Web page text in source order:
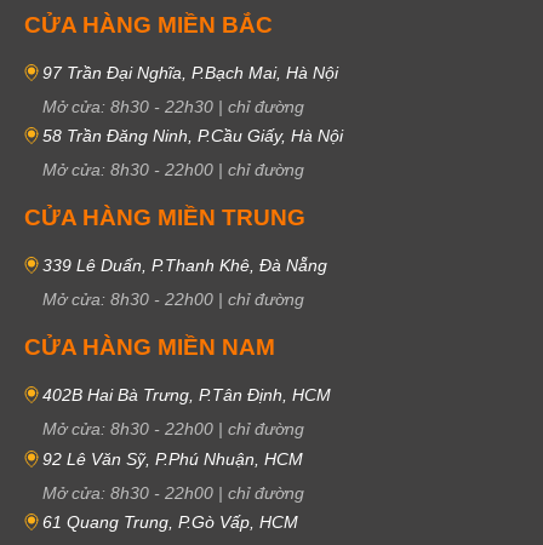
CỬA HÀNG MIỀN BẮC
97 Trần Đại Nghĩa, P.Bạch Mai, Hà Nội
Mở cửa: 8h30 - 22h30 | chỉ đường
58 Trần Đăng Ninh, P.Cầu Giấy, Hà Nội
Mở cửa: 8h30 - 22h00 | chỉ đường
CỬA HÀNG MIỀN TRUNG
339 Lê Duẩn, P.Thanh Khê, Đà Nẵng
Mở cửa: 8h30 - 22h00 | chỉ đường
CỬA HÀNG MIỀN NAM
402B Hai Bà Trưng, P.Tân Định, HCM
Mở cửa: 8h30 - 22h00 | chỉ đường
92 Lê Văn Sỹ, P.Phú Nhuận, HCM
Mở cửa: 8h30 - 22h00 | chỉ đường
61 Quang Trung, P.Gò Vấp, HCM